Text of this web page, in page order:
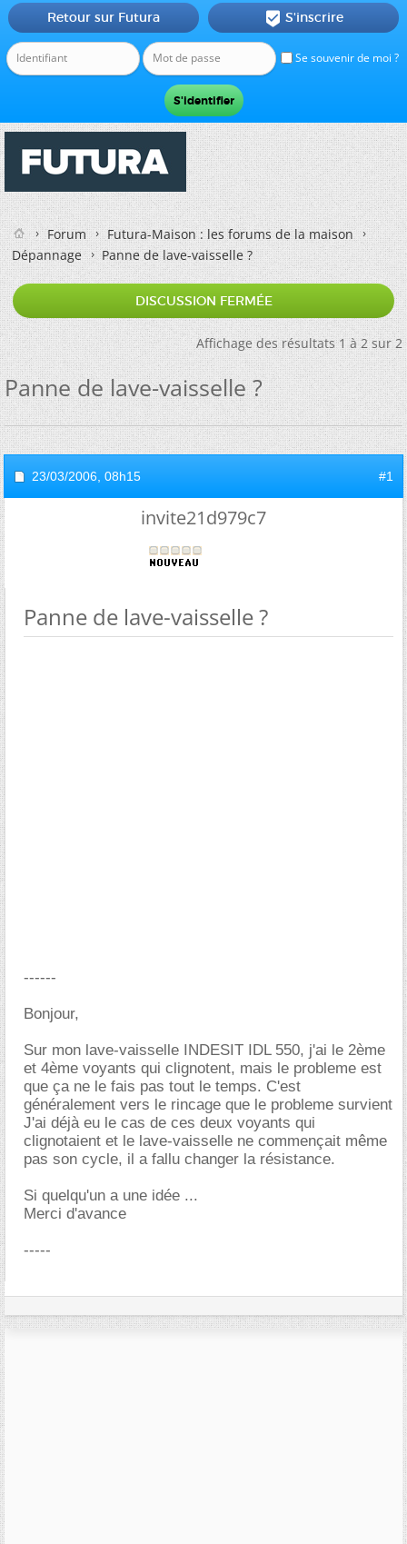
Se souvenir de moi ?
Retour sur Futura  S'inscrire
Forum
Futura-Maison : les forums de la maison
Dépannage
Panne de lave-vaisselle ?
DISCUSSION FERMÉE
Affichage des résultats 1 à 2 sur 2
Panne de lave-vaisselle ?
23/03/2006, 08h15 #1
invite21d979c7
Panne de lave-vaisselle ?
------
Bonjour,
Sur mon lave-vaisselle INDESIT IDL 550, j'ai le 2ème
et 4ème voyants qui clignotent, mais le probleme est
que ça ne le fais pas tout le temps. C'est
généralement vers le rincage que le probleme survient
J'ai déjà eu le cas de ces deux voyants qui
clignotaient et le lave-vaisselle ne commençait même
pas son cycle, il a fallu changer la résistance.
Si quelqu'un a une idée ...
Merci d'avance
-----